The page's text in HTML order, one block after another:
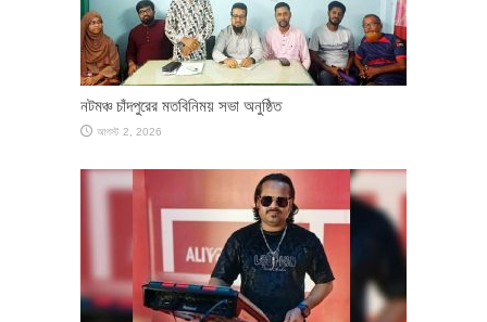
নটমঞ্চ চাঁদপুরের মতবিনিময় সভা অনুষ্ঠিত
আগস্ট 2, 2026